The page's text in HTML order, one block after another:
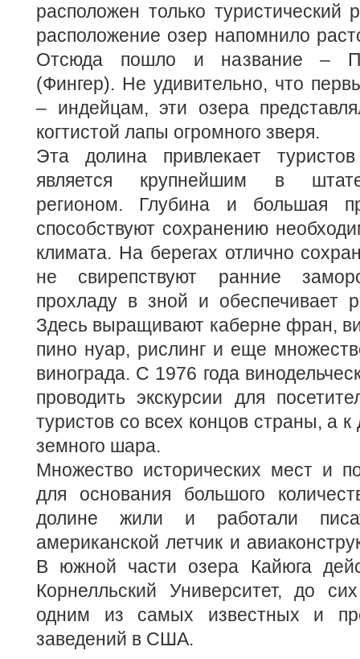
расположен только туристический
расположение озер напомнило
Отсюда пошло и название –
(Фингер). Не удивительно, что
– индейцам, эти озера
когтистой лапы огромного зверя.
Эта долина привлекает
является крупнейшим в штате
регионом. Глубина и большая
способствуют сохранению
климата. На берегах отлично
не свирепствуют ранние
прохладу в зной и обеспечивает
Здесь выращивают каберне фран,
пино нуар, рислинг и еще
винограда. С 1976 года
проводить экскурсии для
туристов со всех концов страны, а
земного шара.
Множество исторических мест и
для основания большого
долине жили и работали
американской летчик и
В южной части озера Кайюга
Корнелльский Университет, до
одним из самых известных и
заведений в США.